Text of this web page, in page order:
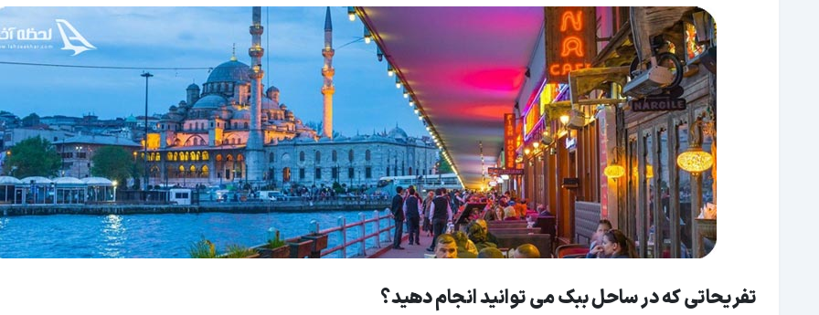
تفریحاتی که در ساحل ببک می توانید انجام دهید؟